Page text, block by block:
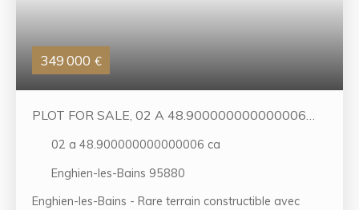
349 000 €
PLOT FOR SALE, 02 A 48.900000000000006
02 a 48.900000000000006 ca
Enghien-les-Bains 95880
Enghien-les-Bains - Rare terrain constructible avec